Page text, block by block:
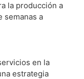
la producción a
semanas a
en la
estrategia